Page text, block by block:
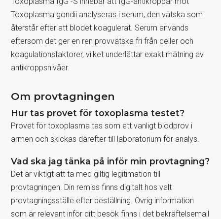
Toxoplasma gondii analyseras i serum, den vätska som
återstår efter att blodet koagulerat. Serum används
eftersom det ger en ren provvätska fri från celler och
koagulationsfaktorer, vilket underlättar exakt mätning av
antikroppsnivåer.
Om provtagningen
Hur tas provet för toxoplasma testet?
Provet för toxoplasma tas som ett vanligt blodprov i
armen och skickas därefter till laboratorium för analys.
Vad ska jag tänka på inför min provtagning?
Det är viktigt att ta med giltig legitimation till
provtagningen. Din remiss finns digitalt hos valt
provtagningsställe efter beställning. Övrig information
som är relevant inför ditt besök finns i det bekräftelsemail